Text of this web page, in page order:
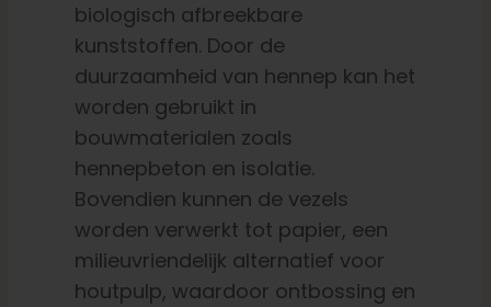
biologisch afbreekbare
kunststoffen. Door de
duurzaamheid van hennep kan het
worden gebruikt in
bouwmaterialen zoals
hennepbeton en isolatie.
Bovendien kunnen de vezels
worden verwerkt tot papier, een
milieuvriendelijk alternatief voor
houtpulp, waardoor ontbossing en